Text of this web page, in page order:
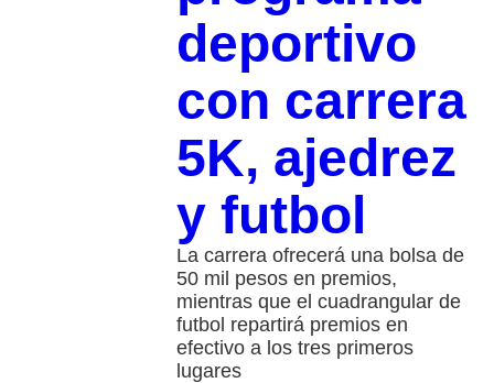
deportivo
con carrera
5K, ajedrez
y futbol
La carrera ofrecerá una bolsa de
50 mil pesos en premios,
mientras que el cuadrangular de
futbol repartirá premios en
efectivo a los tres primeros
lugares